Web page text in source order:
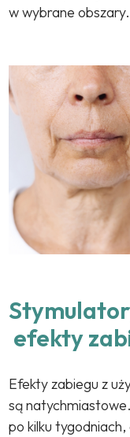
w wybrane
efekty
Efekty zabiegu z
są
po kilku